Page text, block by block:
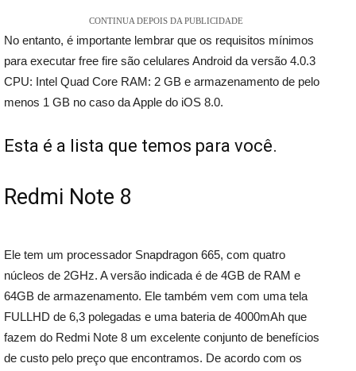
CONTINUA DEPOIS DA PUBLICIDADE
No entanto, é importante lembrar que os requisitos mínimos
para executar free fire são celulares Android da versão 4.0.3
CPU: Intel Quad Core RAM: 2 GB e armazenamento de pelo
menos 1 GB no caso da Apple do iOS 8.0.
Esta é a lista que temos para você.
Redmi Note 8
Ele tem um processador Snapdragon 665, com quatro
núcleos de 2GHz. A versão indicada é de 4GB de RAM e
64GB de armazenamento. Ele também vem com uma tela
FULLHD de 6,3 polegadas e uma bateria de 4000mAh que
fazem do Redmi Note 8 um excelente conjunto de benefícios
de custo pelo preço que encontramos. De acordo com os